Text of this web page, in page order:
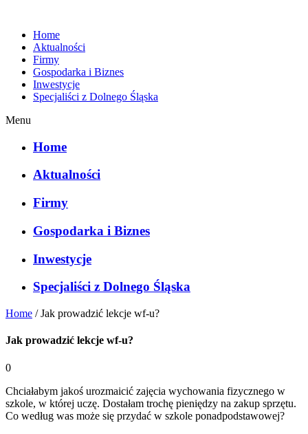
Home
Aktualności
Firmy
Gospodarka i Biznes
Inwestycje
Specjaliści z Dolnego Śląska
Menu
Home
Aktualności
Firmy
Gospodarka i Biznes
Inwestycje
Specjaliści z Dolnego Śląska
Home /Jak prowadzić lekcje wf-u?
Jak prowadzić lekcje wf-u?
0
Chciałabym jakoś urozmaicić zajęcia wychowania fizycznego w
szkole, w której uczę. Dostałam trochę pieniędzy na zakup sprzętu.
Co według was może się przydać w szkole ponadpodstawowej?